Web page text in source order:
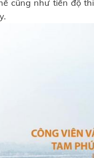
cũng như tiến độ